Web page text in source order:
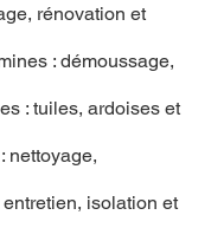
rénovation et
: démoussage,
: tuiles, ardoises et
nettoyage,
isolation et